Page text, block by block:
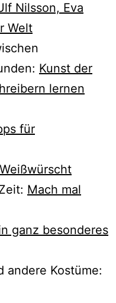
Nilsson, Eva
Welt
Kunst der
ler­nen
für
Mach mal
ganz beson­de­res
ande­re Kostüme: